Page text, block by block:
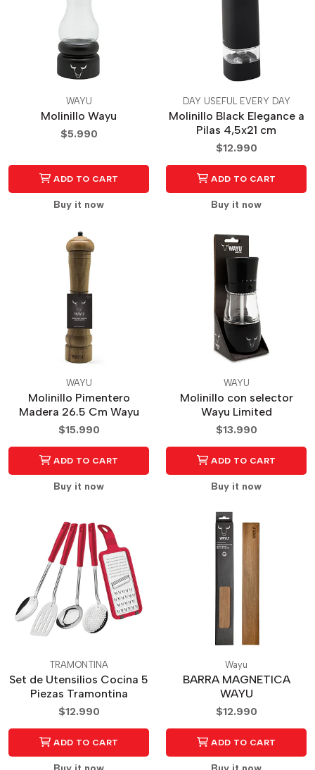
WAYU
Molinillo Wayu
$5.990
ADD TO CART
Buy it now
DAY USEFUL EVERY DAY
Molinillo Black Elegance a
Pilas 4,5x21 cm
$12.990
ADD TO CART
Buy it now
WAYU
Molinillo Pimentero
Madera 26.5 Cm Wayu
$15.990
ADD TO CART
Buy it now
WAYU
Molinillo con selector
Wayu Limited
$13.990
ADD TO CART
Buy it now
TRAMONTINA
Set de Utensilios Cocina 5
Piezas Tramontina
$12.990
ADD TO CART
Wayu
BARRA MAGNETICA
WAYU
$12.990
ADD TO CART